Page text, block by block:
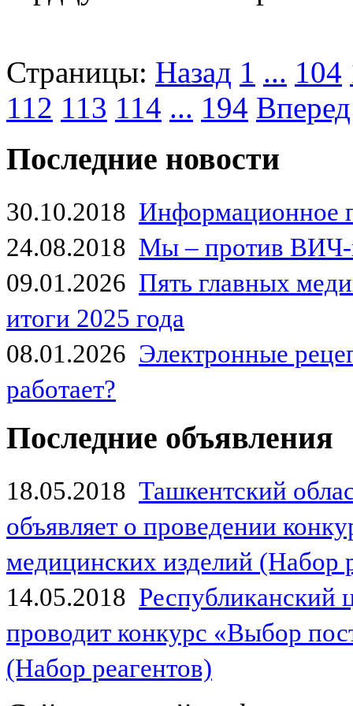
Страницы: Назад 1 ... 104
112 113 114 ... 194 Вперед
Последние новости
30.10.2018 Информационное
24.08.2018 Мы – против
09.01.2026 Пять главных
итоги 2025 года
08.01.2026 Электронные
работает?
Последние объявления
18.05.2018 Ташкентский
объявляет о проведении
медицинских изделий (Набор
14.05.2018
проводит конкурс «Выбор
(Набор реагентов)